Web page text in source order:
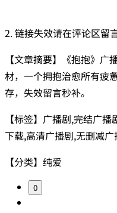
2. 链接失效请在评论区留
【文章摘要】《抱抱》
材，一个拥抱治愈所有疲
存，失效留言秒补。
【标签】广播剧,完结广
下载,高清广播剧,无删减广
【分类】纯爱
0